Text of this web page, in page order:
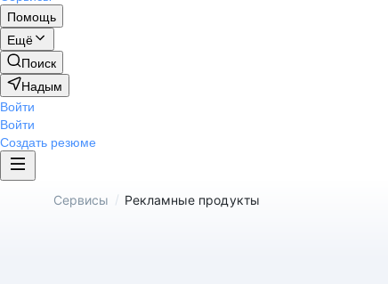
Помощь
Ещё
Поиск
Надым
Войти
Войти
Создать резюме
Сервисы / Рекламные продукты